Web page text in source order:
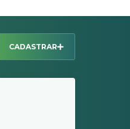
CADASTRAR